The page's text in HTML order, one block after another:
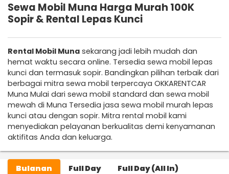
Sewa Mobil Muna Harga Murah 100K
Sopir & Rental Lepas Kunci
Rental Mobil Muna sekarang jadi lebih mudah dan
hemat waktu secara online. Tersedia sewa mobil lepas
kunci dan termasuk sopir. Bandingkan pilihan terbaik dari
berbagai mitra sewa mobil terpercaya OKKARENTCAR
Muna Mulai dari sewa mobil standard dan sewa mobil
mewah di Muna Tersedia jasa sewa mobil murah lepas
kunci atau dengan sopir. Mitra rental mobil kami
menyediakan pelayanan berkualitas demi kenyamanan
aktifitas Anda dan keluarga.
Bulanan Full Day
Full Day (All In)